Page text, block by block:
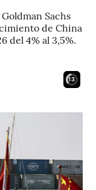
Sachs
de China
del 4% al 3,5%.
12